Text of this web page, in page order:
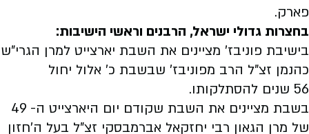
פארק.
בחצרות גדולי ישראל, הרבנים וראשי הישיבות:
בישיבת פוניבז' מציינים את השבת יארצייט למרן הגרי"ש
כהנמן זצ"ל הרב מפוניבז' שבשבת כ' אלול יחול
56 שנים להסתלקותו.
בשבת מציינים את השבת שקודם יום היארצייט ה- 49
של מרן הגאון רבי יחזקאל אברמבסקי זצ"ל בעל ה'חזון